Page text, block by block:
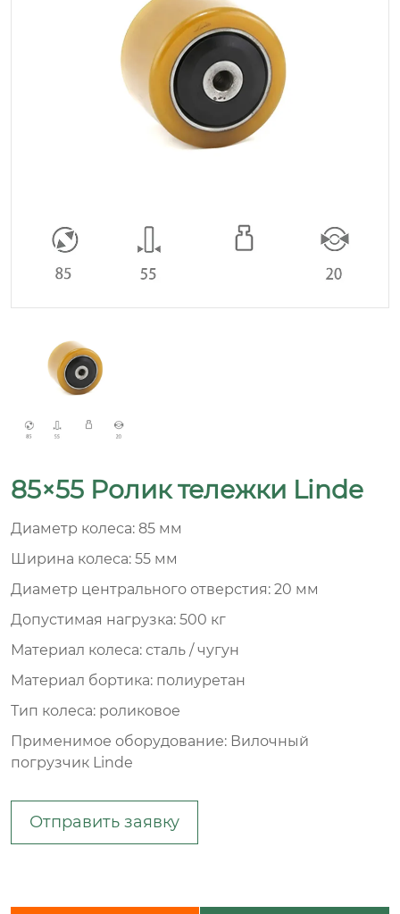
85×55 Ролик тележки Linde
Диаметр колеса: 85 мм
Ширина колеса: 55 мм
Диаметр центрального отверстия: 20 мм
Допустимая нагрузка: 500 кг
Материал колеса: сталь / чугун
Материал бортика: полиуретан
Тип колеса: роликовое
Применимое оборудование: Вилочный
погрузчик Linde
Отправить заявку